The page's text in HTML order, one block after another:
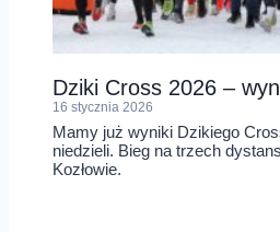
Dziki Cross 2026 –
16 stycznia 2026
Mamy już wyniki Dzikiego
niedzieli. Bieg na trzech
Kozłowie.